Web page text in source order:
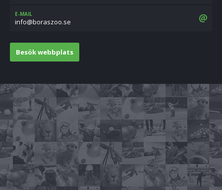
E-MAIL
es.oozsarob@ofni
Besök webbplats